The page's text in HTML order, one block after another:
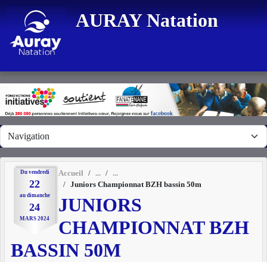
AURAY Natation
Du vendredi
22
au dimanche
24
MARS 2024
Accueil
Juniors Championnat BZH bassin 50m
JUNIORS
CHAMPIONNAT BZH
BASSIN 50M
Panneau de gestion des cookies